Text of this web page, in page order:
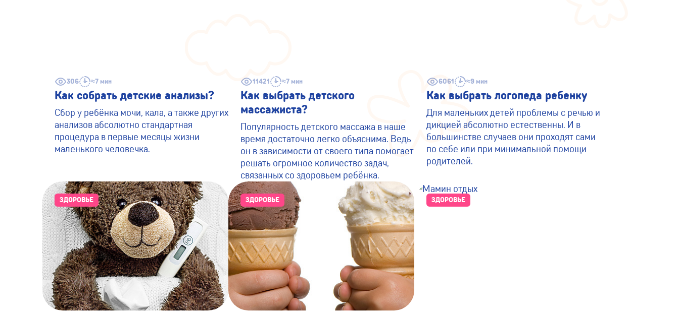
306 ≈7 мин
Как собрать детские анализы?
Сбор у ребёнка мочи, кала, а также других
анализов абсолютно стандартная
процедура в первые месяцы жизни
маленького человечка.
11421 ≈7 мин
Как выбрать детского
массажиста?
Популярность детского массажа в наше
время достаточно легко объяснима. Ведь
он в зависимости от своего типа помогает
решать огромное количество задач,
связанных со здоровьем ребёнка.
6061 ≈9 мин
Как выбрать логопеда ребенку
Для маленьких детей проблемы с речью и
дикцией абсолютно естественны. И в
большинстве случаев они проходят сами
по себе или при минимальной помощи
родителей.
ЗДОРОВЬЕ ЗДОРОВЬЕ ЗДОРОВЬЕ